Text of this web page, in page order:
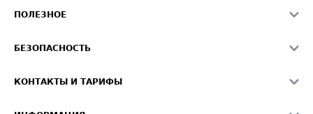
ПОЛЕЗНОЕ
Звезды ATI.SU на вашем сайте
БЕЗОПАСНОСТЬ
Светофор+
КОНТАКТЫ И ТАРИФЫ